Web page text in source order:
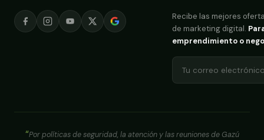
Recibe las mejores
de marketing digital.
emprendimiento o
Por políticas de seguridad, la atención y las reuniones de Gazú